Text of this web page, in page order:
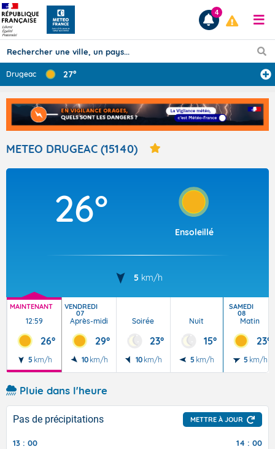
Prévisions
TOUS LES RÉSULTATS
Articles
4
Drugeac 27°
METEO DRUGEAC (15140)
26°
Ensoleillé
5 km/h
MAINTENANT
12:59
26°
5 km/h
VENDREDI
07
Après-midi
29°
10 km/h
Soirée
23°
10 km/h
Nuit
15°
5 km/h
SAMEDI
08
Matin
23°
5 km/h
Pluie dans l'heure
Pas de précipitations METTRE À JOUR
13 : 00 14 : 00